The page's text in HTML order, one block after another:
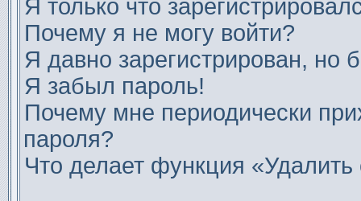
Я только что
Почему я не могу войти?
Я давно зарегистрирован, но
Я забыл пароль!
Почему мне периодически
пароля?
Что делает функция